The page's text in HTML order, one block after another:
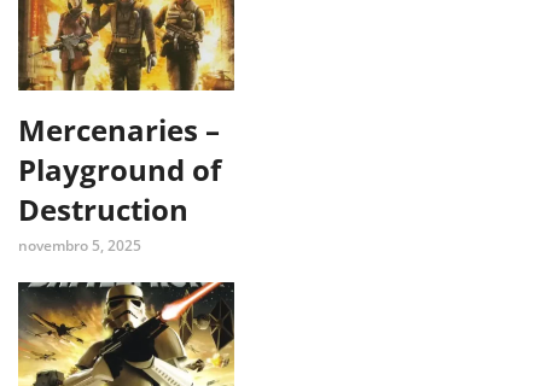
Mercenaries –
Playground of
Destruction
novembro 5, 2025